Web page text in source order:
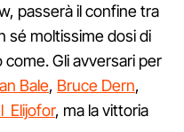
passerà il confine tra
sé moltissime dosi di
come. Gli avversari per
Bale, Bruce Dern,
Elijofor, ma la vittoria